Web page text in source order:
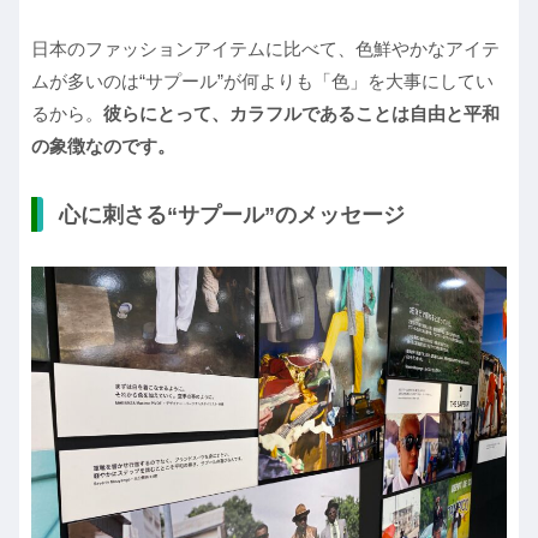
日本のファッションアイテムに比べて、色鮮やかなアイテ
ムが多いのは“サプール”が何よりも「色」を大事にしてい
るから。 彼らにとって、カラフルであることは自由と平和
の象徴なのです。
心に刺さる“サプール”のメッセージ